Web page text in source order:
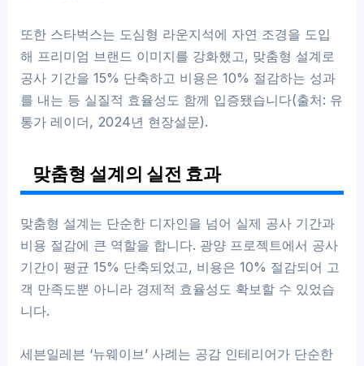
또한 스타벅스는 도심형 라운지석에 자연 조경을 도입
해 프리미엄 브랜드 이미지를 강화했고, 맞춤형 설계로
공사 기간을 15% 단축하고 비용은 10% 절감하는 성과
를 내는 등 실질적 효율성도 함께 입증됐습니다(출처: 유
통가 레이더, 2024년 현장설문).
맞춤형 설계의 실전 효과
맞춤형 설계는 단순한 디자인을 넘어 실제 공사 기간과
비용 절감에 큰 역할을 합니다. 광양 프로젝트에서 공사
기간이 평균 15% 단축되었고, 비용은 10% 절감되어 고
객 만족도뿐 아니라 경제적 효율성도 확보할 수 있었습
니다.
세븐일레븐 ‘뉴웨이브’ 사례는 공감 인테리어가 단순한